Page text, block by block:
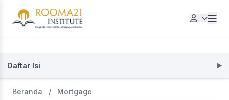
Daftar Isi
Beranda / Mortgage